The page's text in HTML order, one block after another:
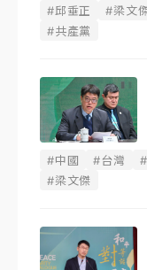
#邱垂正 #梁文
#共產黨
#中國 #台灣
#梁文傑